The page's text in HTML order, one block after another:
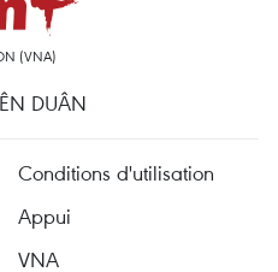
(VNA)
DUÂN
Conditions d'utilisation
Appui
VNA